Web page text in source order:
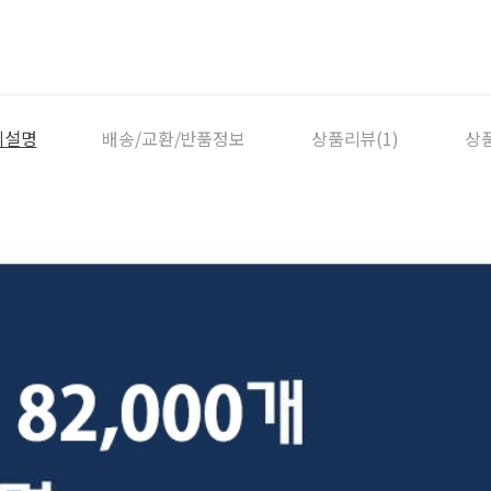
명 배송/교환/반품정보 상품리뷰(1) 상